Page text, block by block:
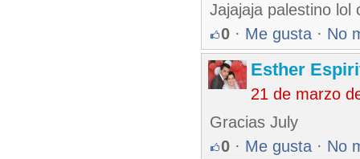
Jajajaja palestino lol
0 · Me gusta · No
Esther
21 de marzo
Gracias July
0 · Me gusta · No